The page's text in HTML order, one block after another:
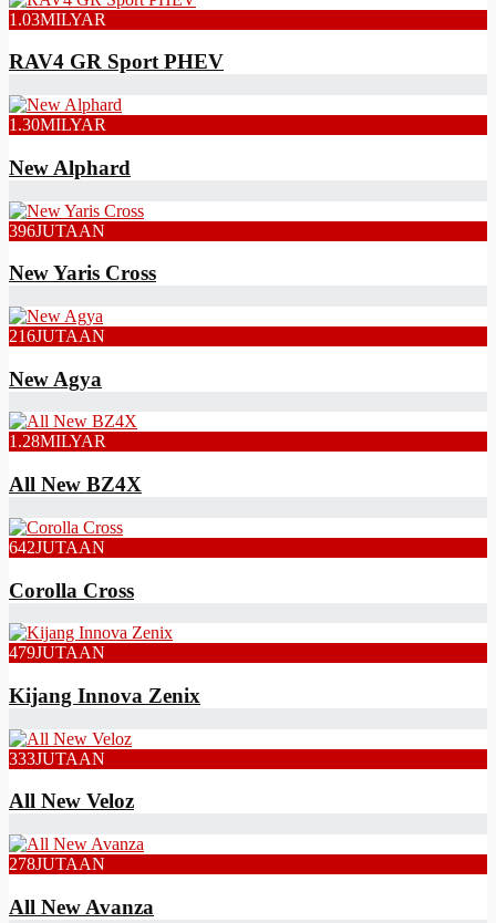
1.03MILYAR
RAV4 GR Sport PHEV
1.30MILYAR
New Alphard
396JUTAAN
New Yaris Cross
216JUTAAN
New Agya
1.28MILYAR
All New BZ4X
642JUTAAN
Corolla Cross
479JUTAAN
Kijang Innova Zenix
333JUTAAN
All New Veloz
278JUTAAN
All New Avanza